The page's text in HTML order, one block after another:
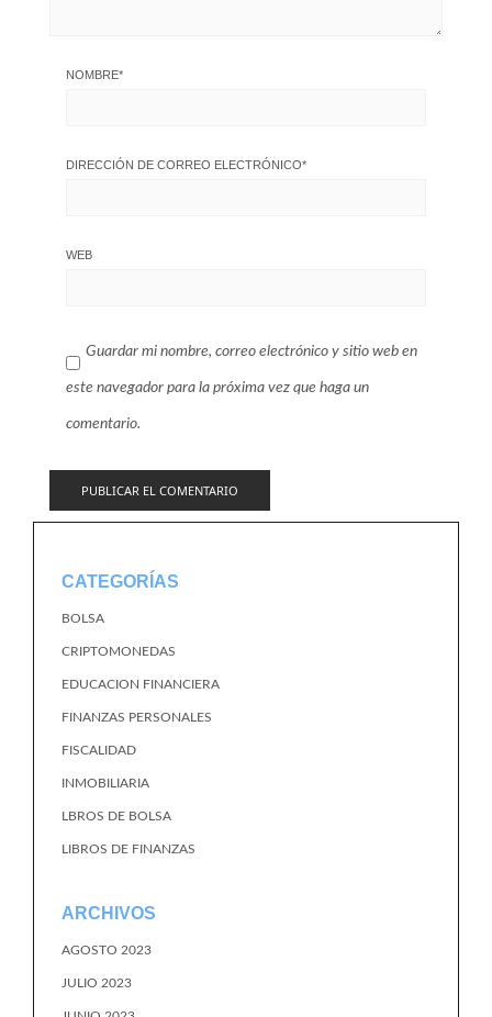
NOMBRE*
DIRECCIÓN DE CORREO ELECTRÓNICO*
WEB
Guardar mi nombre, correo electrónico y sitio web en
este navegador para la próxima vez que haga un
comentario.
CATEGORÍAS
BOLSA
CRIPTOMONEDAS
EDUCACION FINANCIERA
FINANZAS PERSONALES
FISCALIDAD
INMOBILIARIA
LBROS DE BOLSA
LIBROS DE FINANZAS
ARCHIVOS
AGOSTO 2023
JULIO 2023